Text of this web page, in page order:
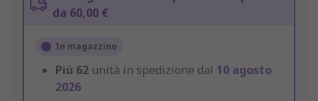
da 60,00 €
In magazzino
Più 62 unità in spedizione dal 10 agosto
2026